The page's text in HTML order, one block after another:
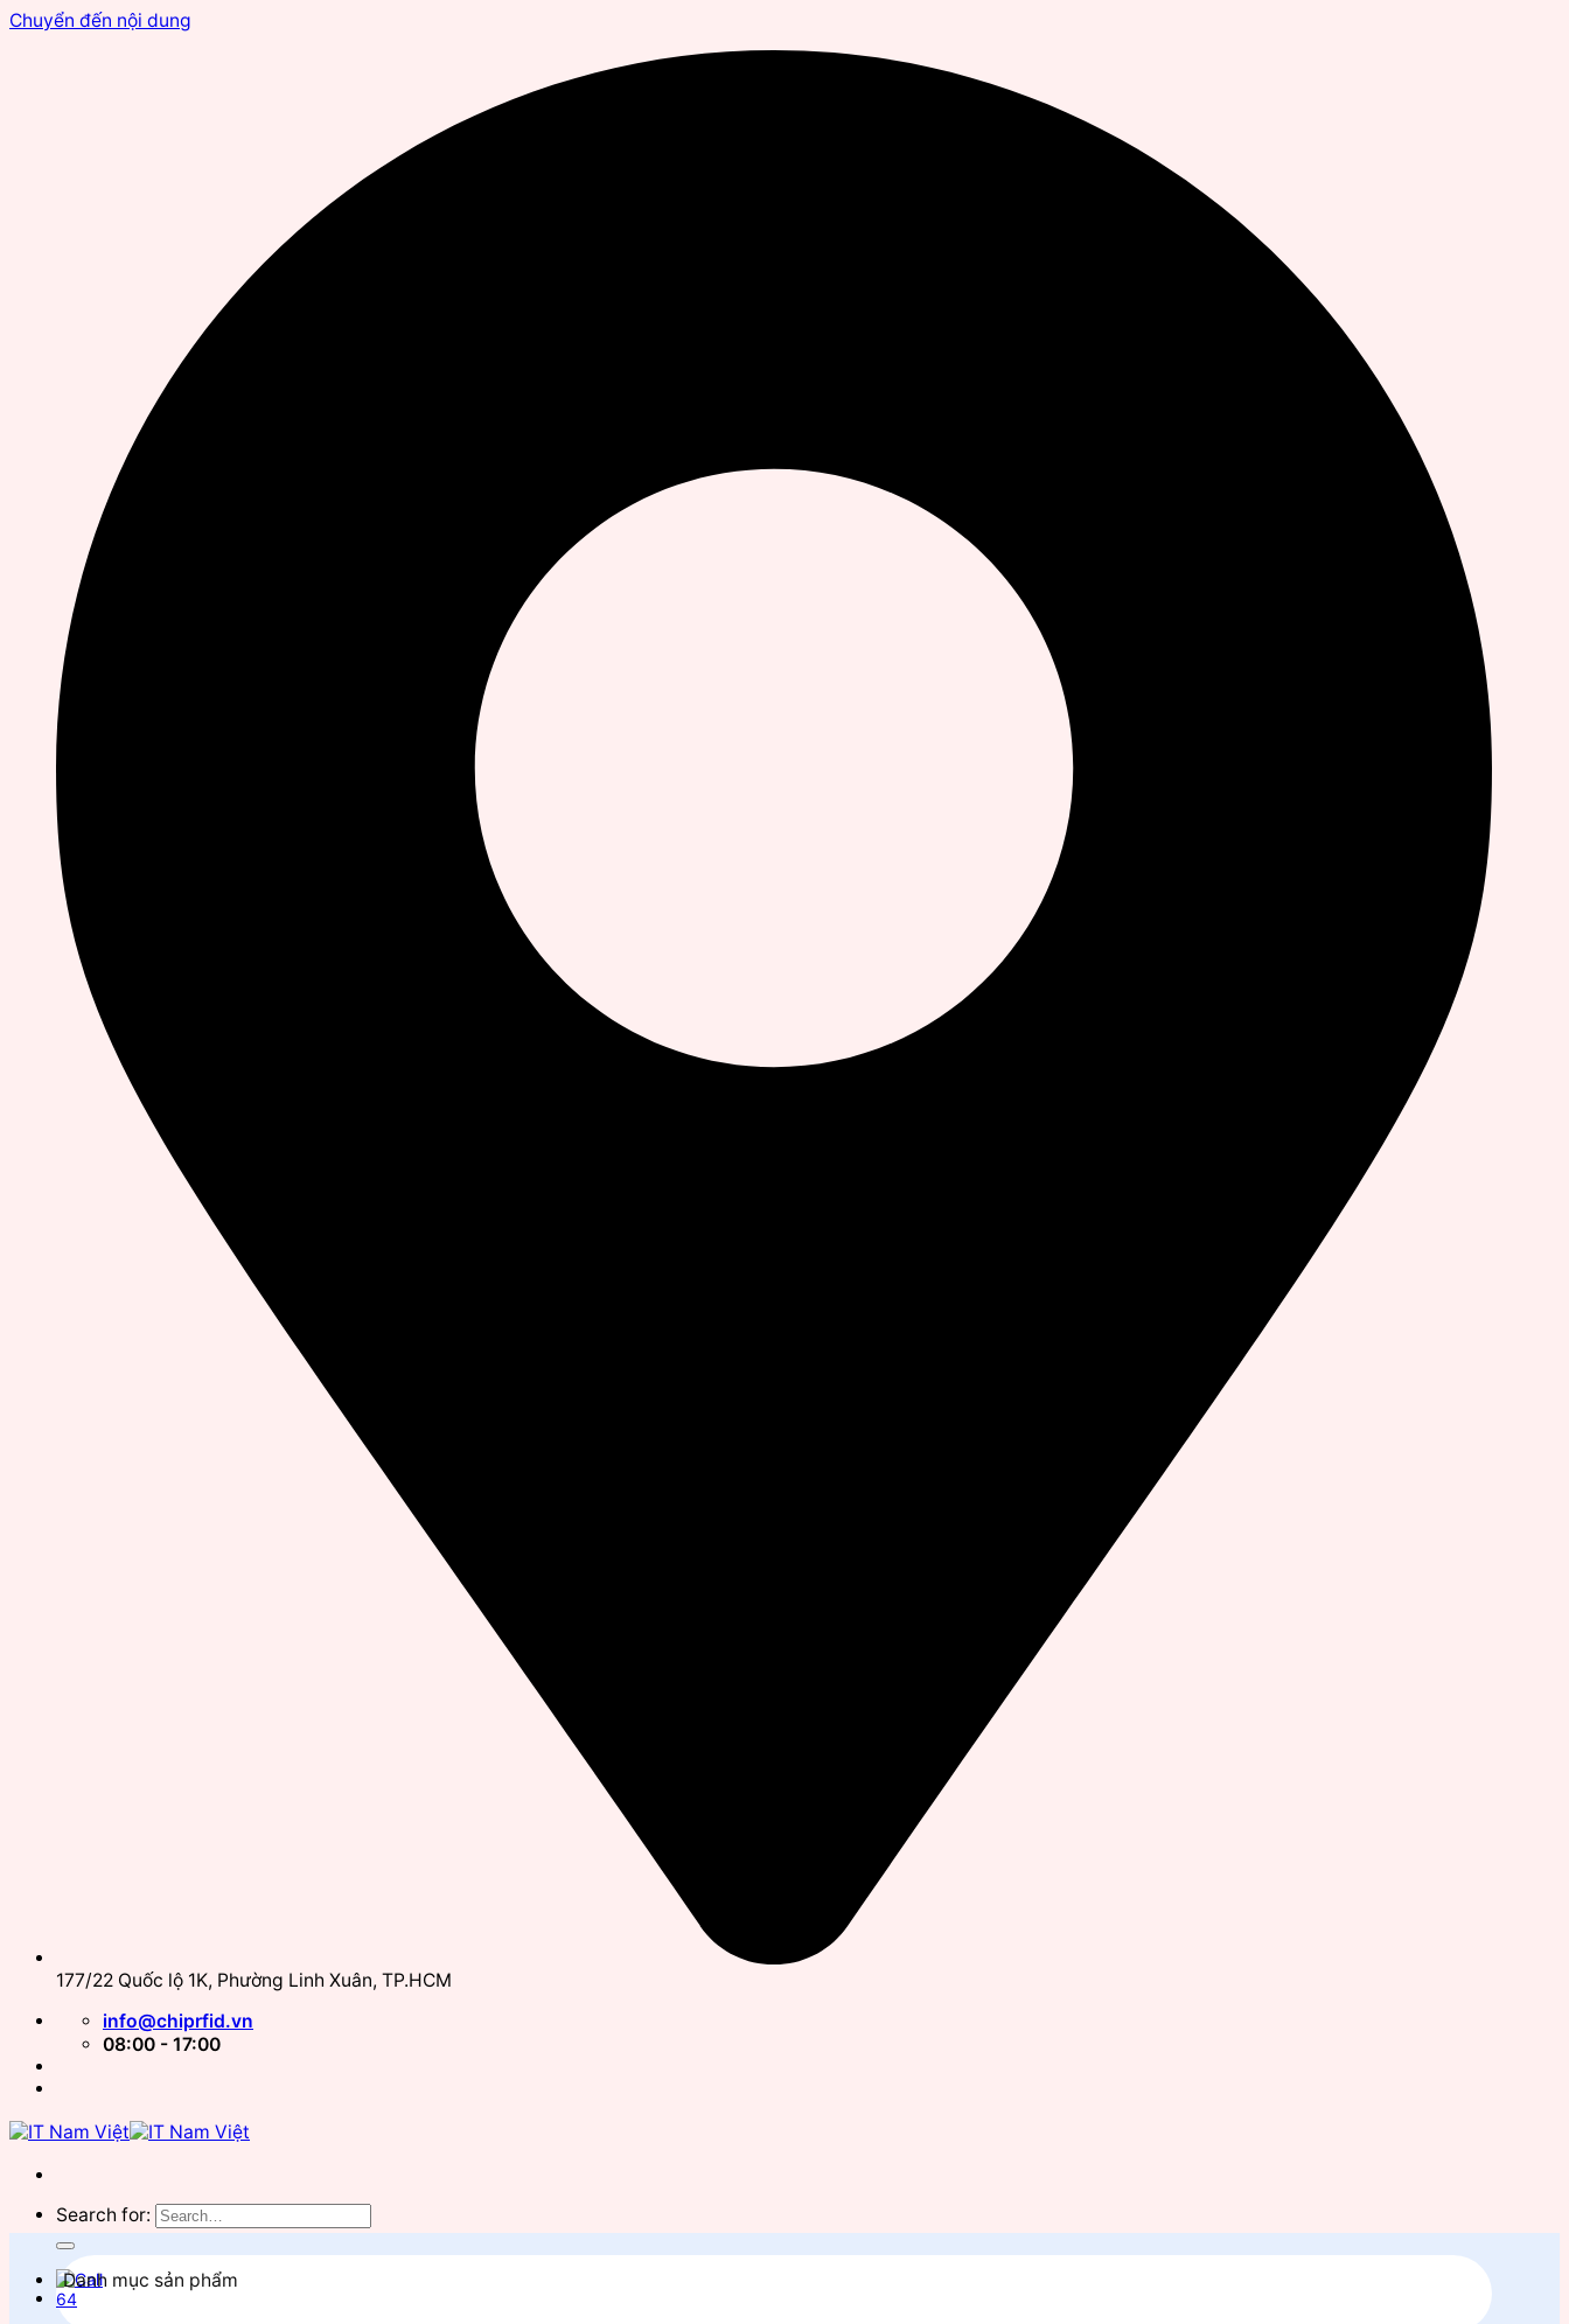
Chuyển đến nội dung
177/22 Quốc lộ 1K, Phường Linh Xuân, TP.HCM
info@chiprfid.vn
08:00 - 17:00
Search for:
Danh mục sản phẩm